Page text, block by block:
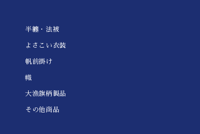
半纏・法被
よさこい衣装
帆前掛け
幟
大漁旗柄製品
その他商品